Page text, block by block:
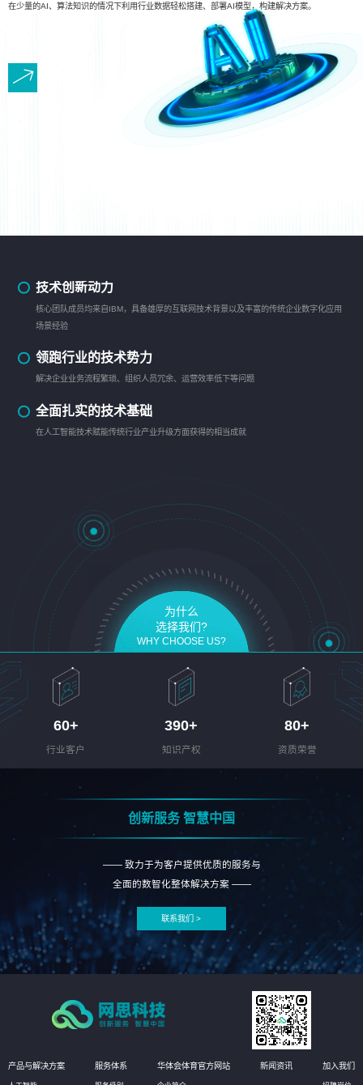
在少量的AI、算法知识的情况下利用行业数据轻松搭建、部署AI模型，构建解决方案。
技术创新动力
核心团队成员均来自IBM，具备雄厚的互联网技术背景以及丰富的传统企业数字化应用
场景经验
领跑行业的技术势力
解决企业业务流程繁琐、组织人员冗余、运营效率低下等问题
全面扎实的技术基础
在人工智能技术赋能传统行业产业升级方面获得的相当成就
为什么
选择我们?
WHY CHOOSE US?
60+
行业客户
390+
知识产权
80+
资质荣誉
创新服务 智慧中国
—— 致力于为客户提供优质的服务与
全面的数智化整体解决方案 ——
联系我们 >
产品与解决方案 服务体系 华体会体育官方网站 新闻资讯 加入我们